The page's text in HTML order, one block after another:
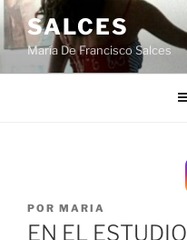
Saltar
contenido
SALCES
María De Francisco Salces
PUBLICADO
EL
POR MARIA
EN EL ESTUDIO